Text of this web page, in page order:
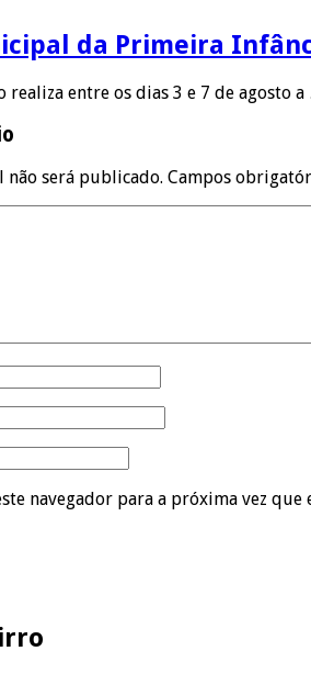
da Primeira
realiza entre os dias 3 e 7 de agosto
não será publicado. Campos
navegador para a próxima vez que